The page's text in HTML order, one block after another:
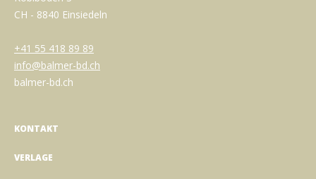
CH - 8840 Einsiedeln
+41 55 418 89 89
info@balmer-bd.ch
balmer-bd.ch
KONTAKT
VERLAGE